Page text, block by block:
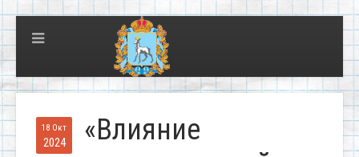
18 Окт
2024
«Влияние